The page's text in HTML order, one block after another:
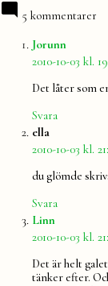
5 kommentarer
Jorunn
2010-10-03 kl.
Det låter som
Svara
ella
2010-10-03 kl.
du glömde
Svara
Linn
2010-10-03 kl.
Det är helt
tänker efter.